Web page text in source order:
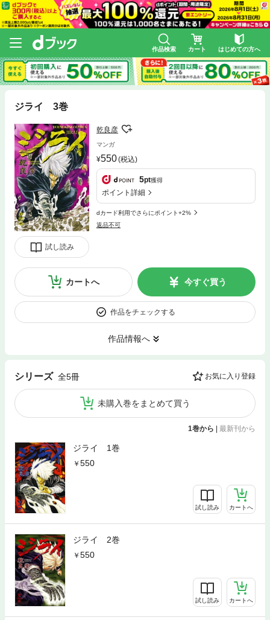
作品検索 カート はじめての方へ
ジライ 3巻
試し読み
乾良彦
マンガ
550(税込)
5pt獲得
ポイント詳細
dカード利用でさらにポイント+2%
返品不可
カートへ 今すぐ買う
作品をチェックする
作品情報へ
シリーズ 全5冊 お気に入り登録
未購入巻をまとめて買う
1巻から | 最新刊から
ジライ 1巻
550
試し読み カートへ
ジライ 2巻
550
試し読み カートへ